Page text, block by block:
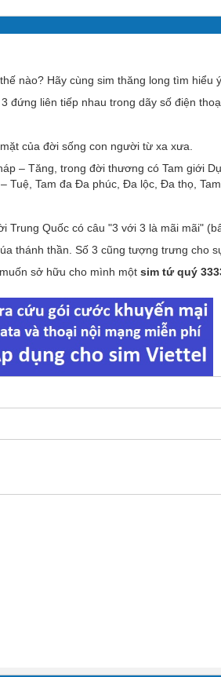
nào? Hãy cùng sim thăng long tìm hiểu
đứng liên tiếp nhau trong dãy số điện
của đời sống con người từ xa xưa.
– Tăng, trong đời thương có Tam giới
Tuệ, Tam đa Đa phúc, Đa lộc, Đa thọ,
Trung Quốc có câu "3 với 3 là mãi mãi"
thánh thần. Số 3 cũng tượng trưng cho
sở hữu cho mình một sim tứ quý